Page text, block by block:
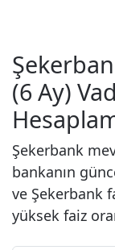
(6 Ay)
Şekerbank
bankanın
ve Şekerbank
yüksek faiz